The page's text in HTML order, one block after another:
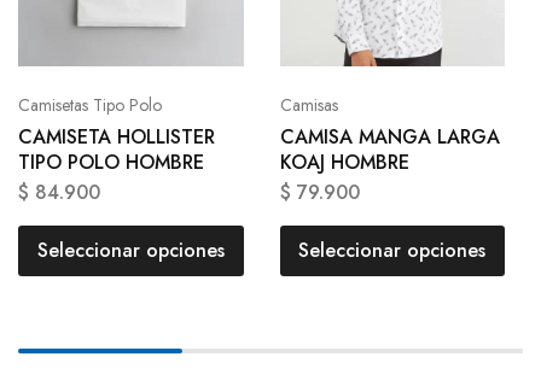
Camisetas Tipo Polo
CAMISETA HOLLISTER
TIPO POLO HOMBRE
$ 84.900
Seleccionar opciones
Camisas
CAMISA MANGA LARGA
KOAJ HOMBRE
$ 79.900
Seleccionar opciones